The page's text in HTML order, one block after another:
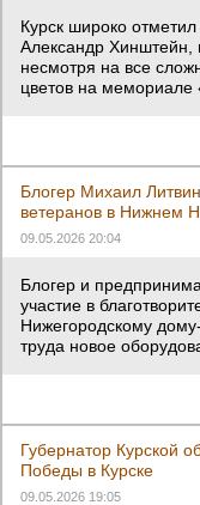
Курск широко
Александр
несмотря на все
цветов на мемориале
Блогер Михаил
ветеранов в Нижнем
09.05.2026 20:04
Блогер и
участие в
Нижегородскому
труда новое
Губернатор Курской
Победы в Курске
09.05.2026 19:05